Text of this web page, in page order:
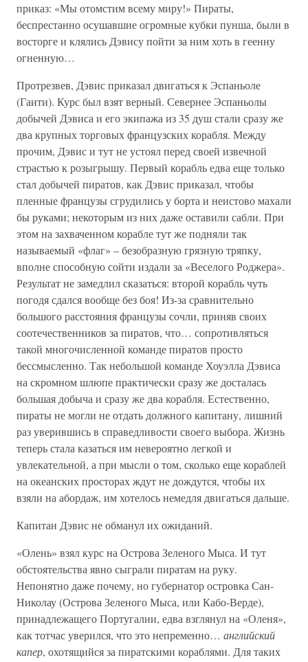
приказ: «Мы отомстим всему миру!» Пираты,
беспрестанно осушавшие огромные кубки пунша, были в
восторге и клялись Дэвису пойти за ним хоть в геенну
огненную…
Протрезвев, Дэвис приказал двигаться к Эспаньоле
(Гаити). Курс был взят верный. Севернее Эспаньолы
добычей Дэвиса и его экипажа из 35 душ стали сразу же
два крупных торговых французских корабля. Между
прочим, Дэвис и тут не устоял перед своей извечной
страстью к розыгрышу. Первый корабль едва еще только
стал добычей пиратов, как Дэвис приказал, чтобы
пленные французы сгрудились у борта и неистово махали
бы руками; некоторым из них даже оставили сабли. При
этом на захваченном корабле тут же подняли так
называемый «флаг» – безобразную грязную тряпку,
вполне способную сойти издали за «Веселого Роджера».
Результат не замедлил сказаться: второй корабль чуть
погодя сдался вообще без боя! Из-за сравнительно
большого расстояния французы сочли, приняв своих
соотечественников за пиратов, что… сопротивляться
такой многочисленной команде пиратов просто
бессмысленно. Так небольшой команде Хоуэлла Дэвиса
на скромном шлюпе практически сразу же досталась
большая добыча и сразу же два корабля. Естественно,
пираты не могли не отдать должного капитану, лишний
раз уверившись в справедливости своего выбора. Жизнь
теперь стала казаться им невероятно легкой и
увлекательной, а при мысли о том, сколько еще кораблей
на океанских просторах ждут не дождутся, чтобы их
взяли на абордаж, им хотелось немедля двигаться дальше.
Капитан Дэвис не обманул их ожиданий.
«Олень» взял курс на Острова Зеленого Мыса. И тут
обстоятельства явно сыграли пиратам на руку.
Непонятно даже почему, но губернатор островка Сан-
Николау (Острова Зеленого Мыса, или Кабо-Верде),
принадлежащего Португалии, едва взглянул на «Оленя»,
как тотчас уверился, что это непременно… английский
капер, охотящийся за пиратскими кораблями. Для таких